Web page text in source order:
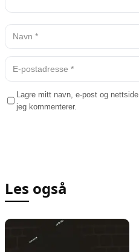
Lagre mitt navn, e-post og
jeg kommenterer.
Les også